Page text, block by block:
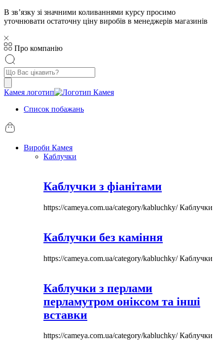
В звʼязку зі значними коливаннями курсу просимо
уточнювати остаточну ціну виробів в менеджерів магазинів
Про компанію
Пошук
товарів
Камея логотип
Список побажань
Вироби Камея
Каблучки
Каблучки з фіанітами
https://cameya.com.ua/category/kabluchky/Каблучки
Каблучки без каміння
https://cameya.com.ua/category/kabluchky/Каблучки
Каблучки з перлами
перламутром оніксом та інші
вставки
https://cameya.com.ua/category/kabluchky/Каблучки